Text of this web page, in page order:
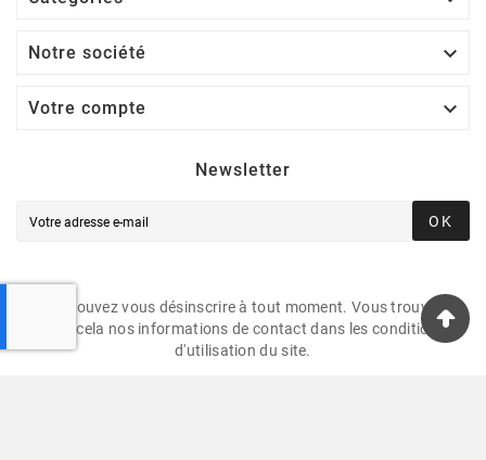
Notre société 
Votre compte 
Newsletter
OK
Vous pouvez vous désinscrire à tout moment. Vous trouverez
pour cela nos informations de contact dans les conditions
d'utilisation du site.